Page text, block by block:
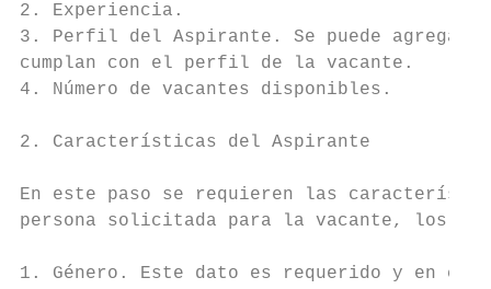
2. Experiencia.
3. Perfil del Aspirante. Se puede agregar 1
cumplan con el perfil de la vacante.
4. Número de vacantes disponibles.
2. Características del Aspirante
En este paso se requieren las
persona solicitada para la vacante, los
1. Género. Este dato es requerido y en